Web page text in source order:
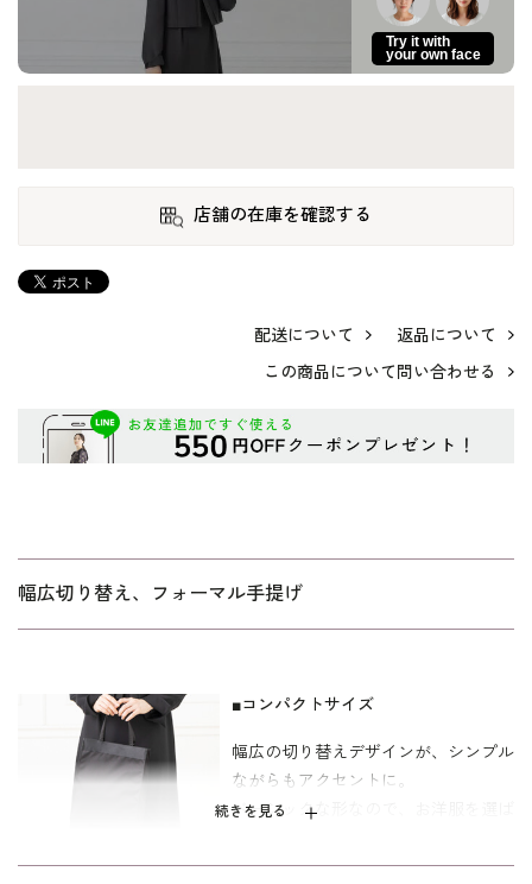
Try it with
your own face
店舗の在庫を確認する
配送について
返品について
この商品について問い合わせる
幅広切り替え、フォーマル手提げ
続きを見る
■コンパクトサイズ
幅広の切り替えデザインが、シンプル
ながらもアクセントに。
ベーシックな形なので、お洋服を選ば